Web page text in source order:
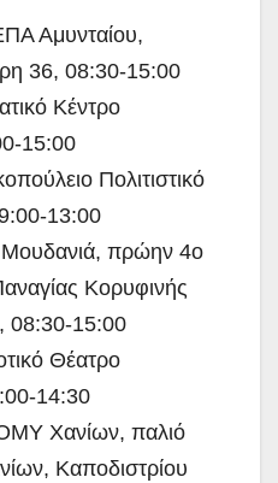
Αμυνταίου,
36, 08:30-15:00
Κέντρο
15:00
Πολιτιστικό
13:00
Μουδανιά, πρώην 4ο
Κορυφινής
08:30-15:00
Θέατρο
14:30
Χανίων, παλιό
Καποδιστρίου